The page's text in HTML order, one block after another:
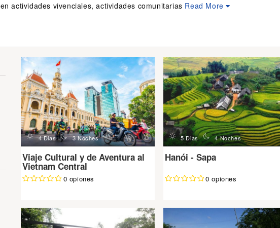
actividades vivenciales, actividades comunitarias Read More
d 4 Dias n 3 Noches
Viaje Cultural y de Aventura al
Vietnam Central
0 opiones
d 5 Dias n 4 Noches
Hanói - Sapa
0 opiones